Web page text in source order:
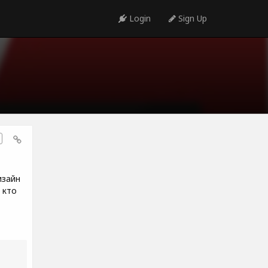
Login Sign Up